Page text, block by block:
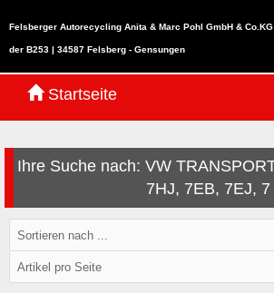
Felsberger Autorecycling Anita & Marc Pohl GmbH &
der B253 | 34587 Felsberg - Gensungen
Startseite
Ihre Suche nach: VW
7HJ, 7EB, 7EJ, 7
Sortieren nach ...
Artikel pro Seite